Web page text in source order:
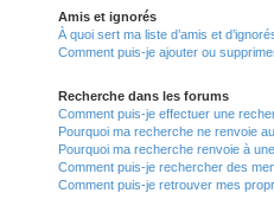
Amis et ignorés
À quoi sert ma liste d’amis et
Comment puis-je ajouter ou
Recherche dans les forums
Comment puis-je effectuer une
Pourquoi ma recherche ne renvoie
Pourquoi ma recherche renvoie à
Comment puis-je rechercher des
Comment puis-je retrouver mes